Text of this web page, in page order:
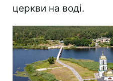
церкви на воді.